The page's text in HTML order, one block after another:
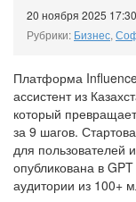
20 ноября 2025 17:30
Рубрики: Бизнес,
Платформа
ассистент из
который
за 9 шагов.
для пользователей
опубликована в
аудитории из 100+